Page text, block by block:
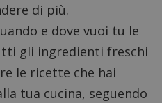
di più.
e dove vuoi tu le
gli ingredienti freschi
le ricette che hai
tua cucina, seguendo